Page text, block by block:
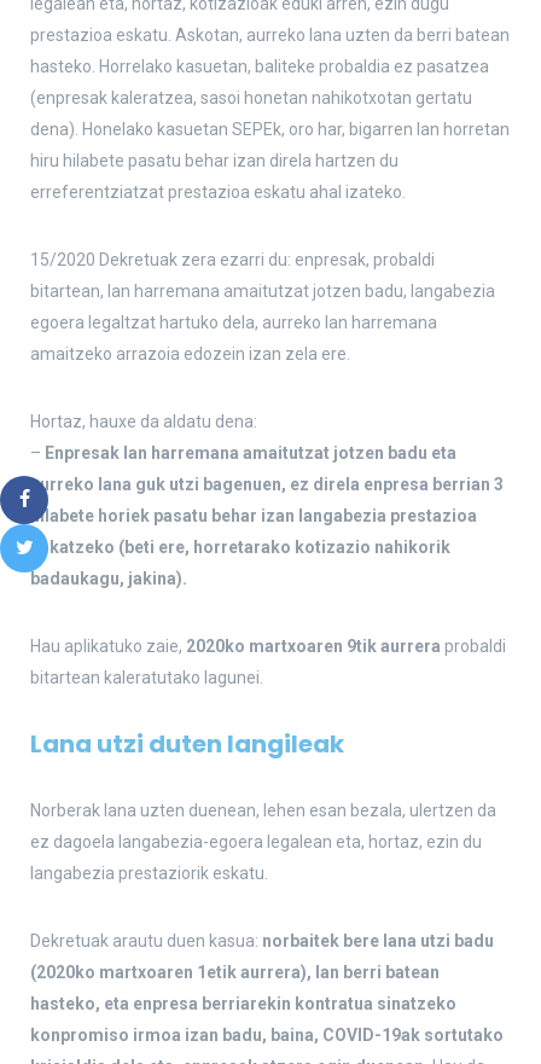
prestazioa eskatu. Askotan, aurreko lana uzten da berri batean
hasteko. Horrelako kasuetan, baliteke probaldia ez pasatzea
(enpresak kaleratzea, sasoi honetan nahikotxotan gertatu
dena). Honelako kasuetan SEPEk, oro har, bigarren lan horretan
hiru hilabete pasatu behar izan direla hartzen du
erreferentziatzat prestazioa eskatu ahal izateko.
15/2020 Dekretuak zera ezarri du: enpresak, probaldi
bitartean, lan harremana amaitutzat jotzen badu, langabezia
egoera legaltzat hartuko dela, aurreko lan harremana
amaitzeko arrazoia edozein izan zela ere.
Hortaz, hauxe da aldatu dena:
– Enpresak lan harremana amaitutzat jotzen badu eta
aurreko lana guk utzi bagenuen, ez direla enpresa berrian 3
hilabete horiek pasatu behar izan langabezia prestazioa
eskatzeko (beti ere, horretarako kotizazio nahikorik
badaukagu, jakina).
Hau aplikatuko zaie, 2020ko martxoaren 9tik aurrera probaldi
bitartean kaleratutako lagunei.
Lana utzi duten langileak
Norberak lana uzten duenean, lehen esan bezala, ulertzen da
ez dagoela langabezia-egoera legalean eta, hortaz, ezin du
langabezia prestaziorik eskatu.
Dekretuak arautu duen kasua: norbaitek bere lana utzi badu
(2020ko martxoaren 1etik aurrera), lan berri batean
hasteko, eta enpresa berriarekin kontratua sinatzeko
konpromiso irmoa izan badu, baina, COVID-19ak sortutako